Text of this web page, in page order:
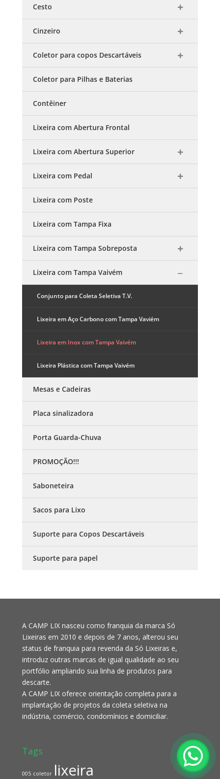
Cesto
Cinzeiro
Coletor para copos Descartáveis
Coletor para Pilhas e Baterias
Contêiner
Lixeira com Abertura Frontal
Lixeira com Abertura Superior
Lixeira com Pedal
Lixeira com Poste
Lixeira com Tampa Fixa
Lixeira com Tampa Sobreposta
Lixeira com Tampa Vaivém
Conjunto para Coleta Seletiva T.V.
Lixeira em Aço Carbono com Tampa Vaviém
Lixeira em Inox com Tampa Vaivém
Lixeira Plástica com Tampa Vaivém
Mesas e Cadeiras
Placa sinalizadora
Porta Guarda-Chuva
PROMOÇÃO!!!
Saboneteira
Sacos para Lixo
Suporte para Copos Descartáveis
Suporte para papel
A CAMP LIX nasceu como franquia da marca Só
Lixeiras em 2010 e depois de 7 anos, alterou seu
status de franquia para revenda da Só Lixeiras e,
introduz outras marcas de igual qualidade ao seu
portfólio ampliando sua linha de produtos para
descarte.
A CAMP LIX oferece orientação completa para a
implantação de projetos da coleta seletiva na
indústria, comércio, condomínios e domiciliar.
Tags
005 coletor lixeira